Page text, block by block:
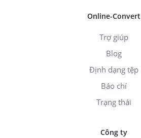
Online-Convert
Trợ giúp
Blog
Định dạng tệp
Báo chí
Trạng thái
Công ty